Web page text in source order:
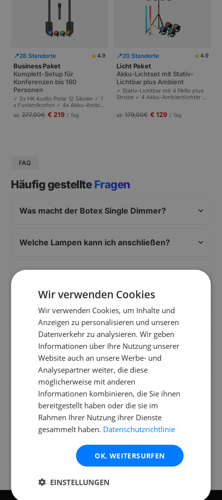
📍28 Standorte ★4.9
Business Paket
Komplett-Setup für
Konferenzen bis 160
Personen
✓ 2x HK Audio Polar 12 Säulen ✓ 1
x Funkmikrofon ✓ 4x Akku-Ambie
ntlichter | Komplettes Setup für Ta
gungen und Pressekonferenzen |
ab 277,00€ € 219 / Tag
📍20 Standorte ★4.9
Licht Paket
Akku-Lichtset mit Stativ-
Lichtbar plus Ambient
✓ Stativ-Lichtbar mit 4 PARs plus
Strobe ✓ 4 Akku-Ambientlichter ✓
ersonen.
ab 179,00€ € 129 / Tag
FAQ
Häufig gestellteFragen
Was macht der Botex Single Dimmer?
Welche Lampen kann ich anschließen?
Welche Maximallast ist möglich?
Wie wird er gesteuert?
Worin liegt der Unterschied zu LED-Pars?
Was ist im Mietumfang enthalten?
Standorte
Verfügbar an folgendenStandorten
Wir verwenden Cookies
Wir verwenden Cookies, um Inhalte und
Anzeigen zu personalisieren und unseren
Datenverkehr zu analysieren. Wir geben
Informationen über Ihre Nutzung unserer
Website auch an unsere Werbe- und
Analysepartner weiter, die diese
möglicherweise mit anderen
Informationen kombinieren, die Sie ihnen
bereitgestellt haben oder die sie im
Rahmen Ihrer Nutzung ihrer Dienste
gesammelt haben. Datenschutzrichtlinie
OK, WEITERSURFEN
EINSTELLUNGEN